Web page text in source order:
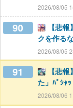
2026/08/05
90
【悲
クを作る
2026/08/05
91
【悲
た」ﾊﾟｼｬｯ
2026/08/06